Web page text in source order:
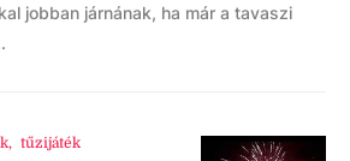
jobban járnának, ha már a tavaszi
, tűzijáték